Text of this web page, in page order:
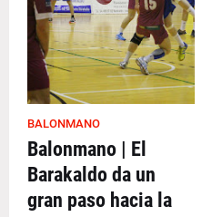
BALONMANO
Balonmano | El
Barakaldo da un
gran paso hacia la